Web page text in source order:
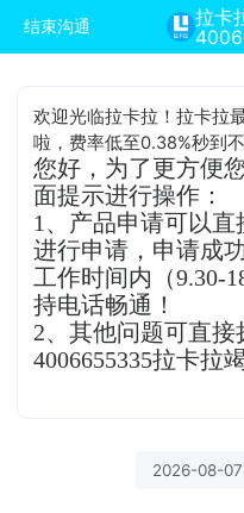
结束沟通
拉卡
欢迎光临拉卡拉！拉卡拉
啦，费率低至0.38%秒到
您好，为了更方便
面提示进行操作：
1、产品申请可以直
进行申请，申请成
工作时间内（9.30-
持电话畅通！
2、其他问题可直接
4006655335拉卡拉
2026-08-07